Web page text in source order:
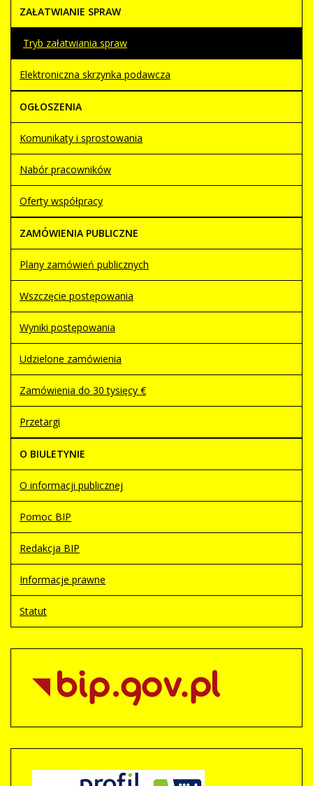
ZAŁATWIANIE SPRAW
Tryb załatwiania spraw
Elektroniczna skrzynka podawcza
OGŁOSZENIA
Komunikaty i sprostowania
Nabór pracowników
Oferty współpracy
ZAMÓWIENIA PUBLICZNE
Plany zamówień publicznych
Wszczęcie postępowania
Wyniki postępowania
Udzielone zamówienia
Zamówienia do 30 tysięcy €
Przetargi
O BIULETYNIE
O informacji publicznej
Pomoc BIP
Redakcja BIP
Informacje prawne
Statut